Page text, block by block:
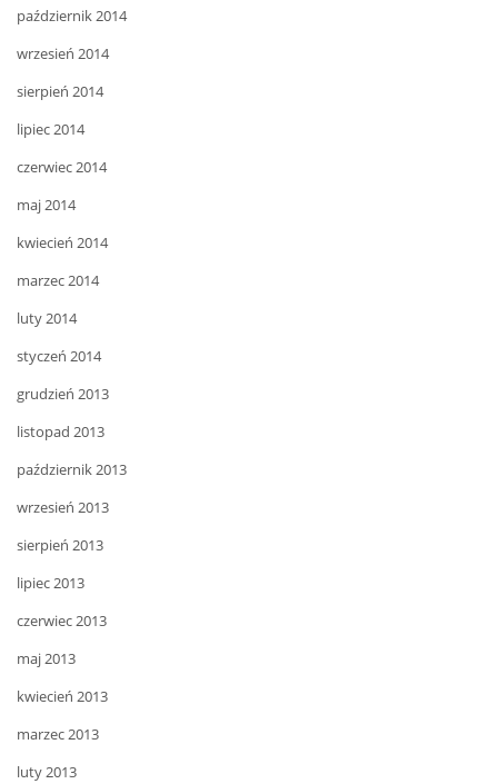
październik 2014
wrzesień 2014
sierpień 2014
lipiec 2014
czerwiec 2014
maj 2014
kwiecień 2014
marzec 2014
luty 2014
styczeń 2014
grudzień 2013
listopad 2013
październik 2013
wrzesień 2013
sierpień 2013
lipiec 2013
czerwiec 2013
maj 2013
kwiecień 2013
marzec 2013
luty 2013